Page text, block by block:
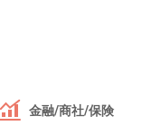
金融/商社/保険